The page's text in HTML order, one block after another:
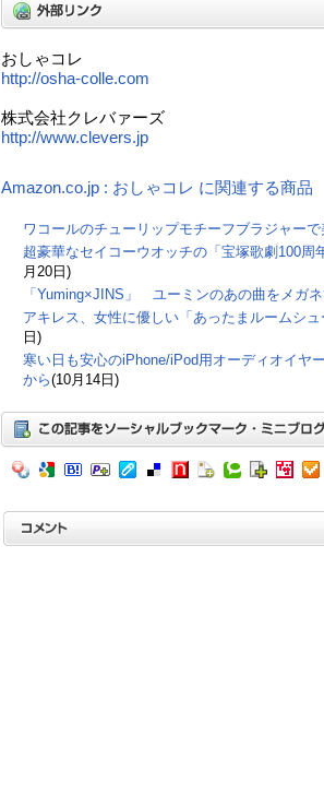
おしゃコレ
http://osha-colle.com
株式会社クレバァーズ
http://www.clevers.jp
Amazon.co.jp : おしゃコレ に関連する商品
ワコールのチューリップモチーフブラジャー
超豪華なセイコーウオッチの「宝塚歌劇100周
月20日)
「Yuming×JINS」 ユーミンのあの曲をメガ
アキレス、女性に優しい「あったまルームシ
日)
寒い日も安心のiPhone/iPod用オーディオイヤ
から(10月14日)